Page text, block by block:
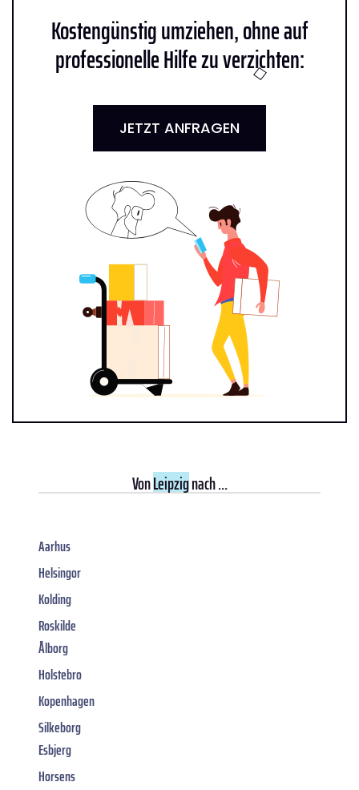
Kostengünstig umziehen, ohne auf
professionelle Hilfe zu verzichten:
JETZT ANFRAGEN
VonLeipzignach ...
Aarhus
Helsingor
Kolding
Roskilde
Ålborg
Holstebro
Kopenhagen
Silkeborg
Esbjerg
Horsens